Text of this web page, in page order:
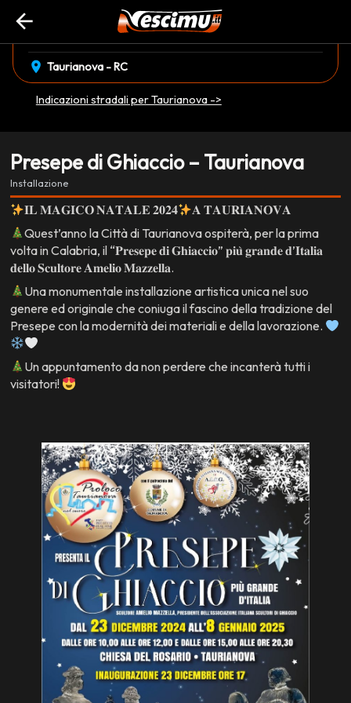
arrow_back
Azioni
Condividi su WhatsApp
EVENTO CONCLUSO
• 08 Gennaio
location_on Taurianova - RC
Indicazioni stradali per Taurianova ->
Presepe di Ghiaccio – Taurianova
Installazione
𝐈𝐋 𝐌𝐀𝐆𝐈𝐂𝐎 𝐍𝐀𝐓𝐀𝐋𝐄 𝟐𝟎𝟐𝟒
𝐀 𝐓𝐀𝐔𝐑𝐈𝐀𝐍𝐎𝐕𝐀
Quest’anno la Città di Taurianova ospiterà, per la prima
volta in Calabria, il “𝐏𝐫𝐞𝐬𝐞𝐩𝐞 𝐝𝐢 𝐆𝐡𝐢𝐚𝐜𝐜𝐢𝐨” 𝐩𝐢𝐮̀ 𝐠𝐫𝐚𝐧𝐝𝐞 𝐝’𝐈𝐭𝐚𝐥𝐢𝐚
𝐝𝐞𝐥𝐥𝐨 𝐒𝐜𝐮𝐥𝐭𝐨𝐫𝐞 𝐀𝐦𝐞𝐥𝐢𝐨 𝐌𝐚𝐳𝐳𝐞𝐥𝐥𝐚.
Una monumentale installazione artistica unica nel suo
genere ed originale che coniuga il fascino della tradizione del
Presepe con la modernità dei materiali e della lavorazione.
Un appuntamento da non perdere che incanterà tutti i
visitatori!